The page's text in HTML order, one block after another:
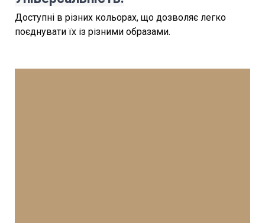
Доступні в різних кольорах, що дозволяє легко
поєднувати їх із різними образами.